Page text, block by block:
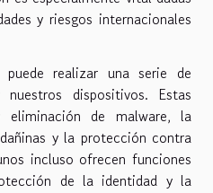
y riesgos internacionales
realizar una serie de
dispositivos. Estas
de malware, la
y la protección contra
incluso ofrecen funciones
de la identidad y la